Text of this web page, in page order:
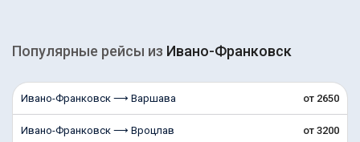
Популярные рейсы из Ивано-Франковск
Ивано-Франковск ⟶ Варшава от 2650
Ивано-Франковск ⟶ Вроцлав от 3200